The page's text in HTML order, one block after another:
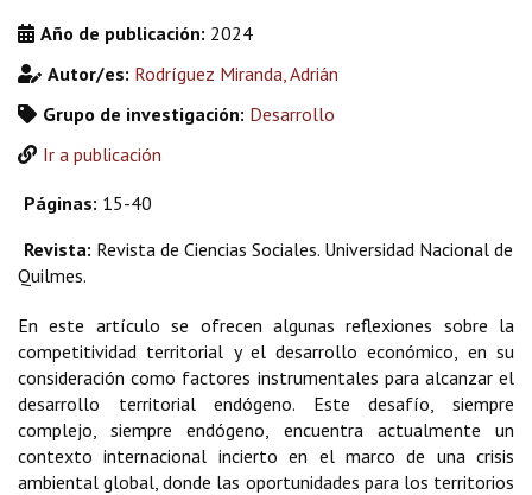
Año de publicación: 2024
Autor/es: Rodríguez Miranda, Adrián
Grupo de investigación: Desarrollo
Ir a publicación
Páginas: 15-40
Revista: Revista de Ciencias Sociales. Universidad Nacional de
Quilmes.
En este artículo se ofrecen algunas reflexiones sobre la
competitividad territorial y el desarrollo económico, en su
consideración como factores instrumentales para alcanzar el
desarrollo territorial endógeno. Este desafío, siempre
complejo, siempre endógeno, encuentra actualmente un
contexto internacional incierto en el marco de una crisis
ambiental global, donde las oportunidades para los territorios